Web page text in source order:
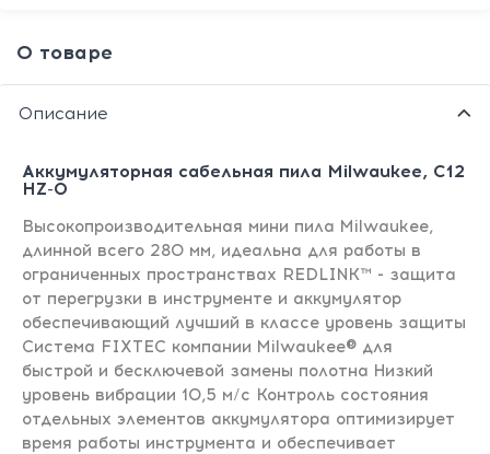
О товаре
Описание
Аккумуляторная сабельная пила Milwaukee, C12
HZ-0
Высокопроизводительная мини пила Milwaukee,
длинной всего 280 мм, идеальна для работы в
ограниченных пространствах REDLINK™ - защита
от перегрузки в инструменте и аккумулятор
обеспечивающий лучший в классе уровень защиты
Система FIXTEC компании Milwaukee® для
быстрой и бесключевой замены полотна Низкий
уровень вибрации 10,5 м/с Контроль состояния
отдельных элементов аккумулятора оптимизирует
время работы инструмента и обеспечивает